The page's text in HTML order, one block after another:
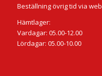
Beställning övrig tid via
Hämtlager:
Vardagar: 05.00-12.00
Lördagar: 05.00-10.00